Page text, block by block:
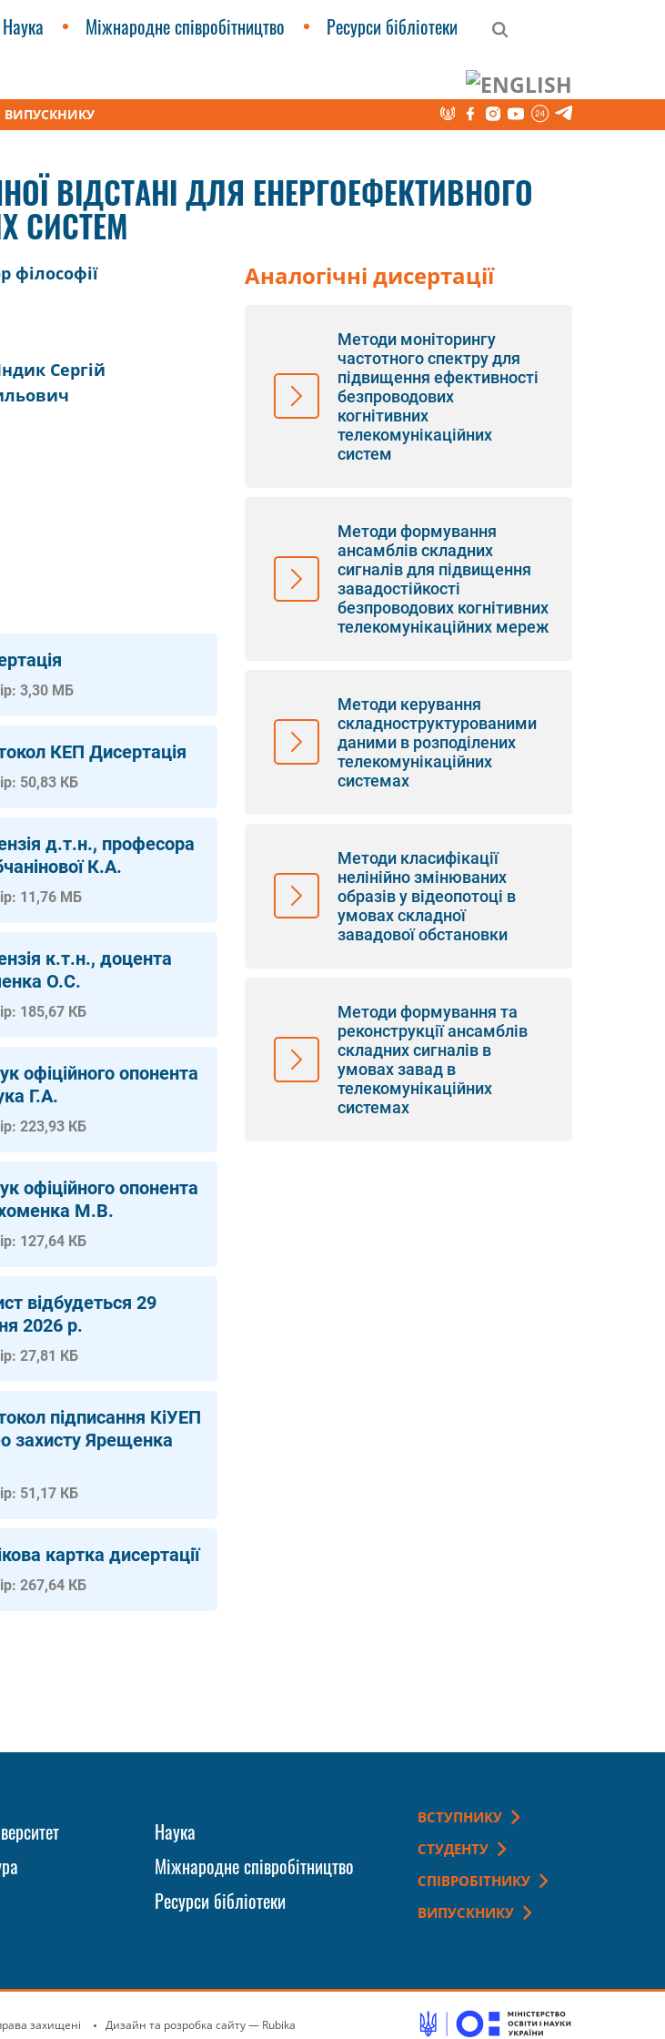
Наука Міжнародне співробітництво Ресурси бібліотеки
ВИПУСКНИКУ обладнання телекомунікаційних систем
ВІДСТАНІ ДЛЯ ЕНЕРГОЕФЕКТИВНОГО
СИСТЕМ
філософії
Сергій
3,30 МБ
КЕП Дисертація
50,83 КБ
д.т.н., професора
К.А.
11,76 МБ
к.т.н., доцента
О.С.
185,67 КБ
офіційного опонента
Г.А.
223,93 КБ
офіційного опонента
М.В.
127,64 КБ
відбудеться 29
2026 р.
27,81 КБ
підписання КіУЕП
захисту Ярещенка
51,17 КБ
картка дисертації
267,64 КБ
Аналогічні дисертації
Методи моніторингу
частотного спектру для
підвищення ефективності
безпроводових
когнітивних
телекомунікаційних
систем
Методи формування
ансамблів складних
сигналів для підвищення
завадостійкості
безпроводових когнітивних
телекомунікаційних мереж
Методи керування
складноструктурованими
даними в розподілених
телекомунікаційних
системах
Методи класифікації
нелінійно змінюваних
образів у відеопотоці в
умовах складної
завадової обстановки
Методи формування та
реконструкції ансамблів
складних сигналів в
умовах завад в
телекомунікаційних
системах
Наука
Міжнародне співробітництво
Ресурси бібліотеки
ВСТУПНИКУ
СТУДЕНТУ
СПІВРОБІТНИКУ
ВИПУСКНИКУ
захищені Дизайн та розробка сайту— Rubika